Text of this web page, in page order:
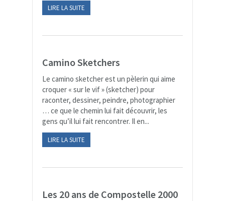
LIRE LA SUITE
Camino Sketchers
Le camino sketcher est un pèlerin qui aime
croquer « sur le vif » (sketcher) pour
raconter, dessiner, peindre, photographier
… ce que le chemin lui fait découvrir, les
gens qu’il lui fait rencontrer. Il en...
LIRE LA SUITE
Les 20 ans de Compostelle 2000